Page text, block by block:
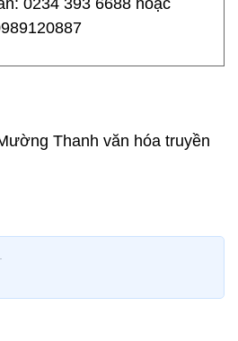
0234 393 6688 hoặc
Thanh văn hóa truyền